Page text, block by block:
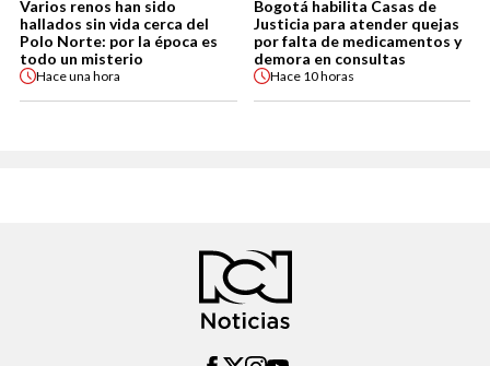
Varios renos han sido
hallados sin vida cerca del
Polo Norte: por la época es
todo un misterio
Haceuna hora
Bogotá habilita Casas de
Justicia para atender quejas
por falta de medicamentos y
demora en consultas
Hace 10 horas